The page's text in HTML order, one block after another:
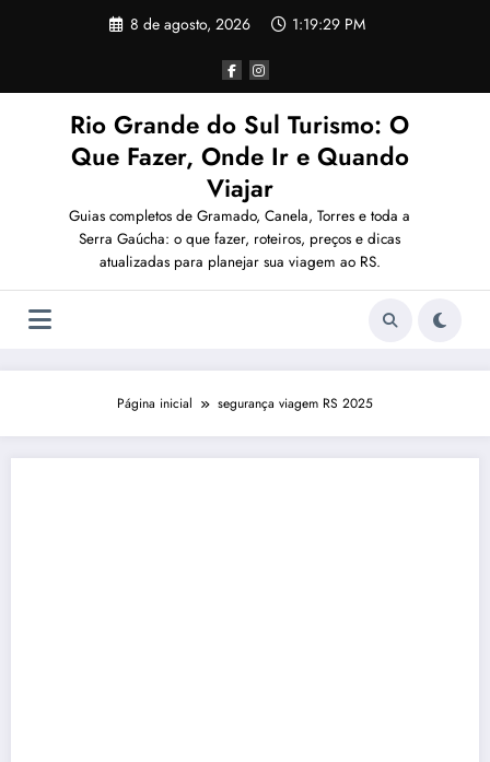
8 de agosto, 2026 1:19:29 PM
Rio Grande do Sul Turismo: O
Que Fazer, Onde Ir e Quando
Viajar
Guias completos de Gramado, Canela, Torres e toda a
Serra Gaúcha: o que fazer, roteiros, preços e dicas
atualizadas para planejar sua viagem ao RS.
Página inicial segurança viagem RS 2025